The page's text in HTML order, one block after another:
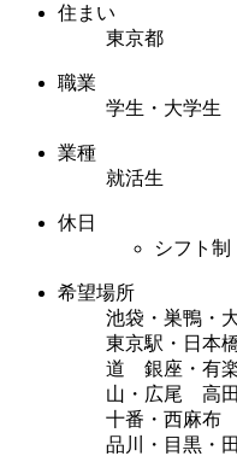
住まい
東京都
職業
学生・大学生
業種
就活生
休日
シフト制
希望場所
池袋・巣鴨・
東京駅・日
道 銀座・有
山・広尾 高
十番・西麻布
品川・目黒・